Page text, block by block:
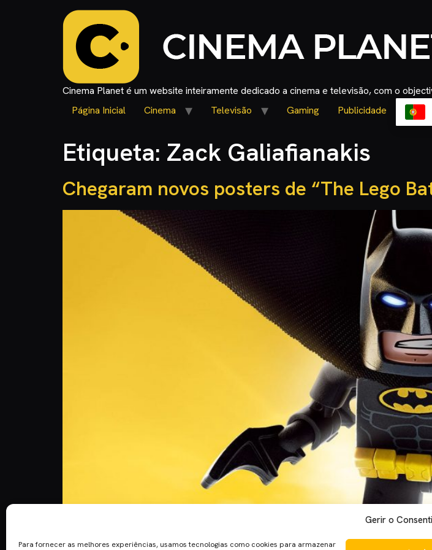
Gerir o
Para fornecer as melhores experiências, usamos tecnologias como cookies para armazenar
Cinema Planet é um website inteiramente dedicado a cinema e televisão, com o
Página Inicial
Cinema Televisão Gaming Publicidade
Etiqueta: Zack Galiafianakis
Chegaram novos posters de “The Lego
versão original Will Arnett dará a voz a Batman, Michael Cera a Robin, Zack